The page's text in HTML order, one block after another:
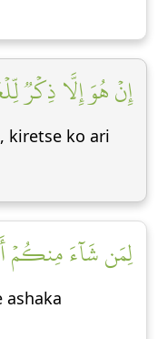
إِنۡ هُوَ إِلَّا ذِكۡرٞ
kiretse ko ari
لِمَن شَآءَ مِنكُمۡ
ashaka